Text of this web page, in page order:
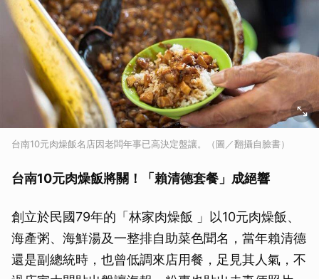
台南10元肉燥飯名店因老闆年事已高決定盤讓。（圖／翻攝自臉書）
台南10元肉燥飯將關！「賴清德套餐」成絕響
創立於民國79年的「林家肉燥飯 」以10元肉燥飯、
海產粥、海鮮湯及一整排自助菜色聞名，當年賴清德
還是副總統時，也曾低調來店用餐，足見其人氣，不